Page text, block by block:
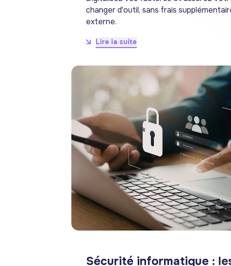
changer d'outil, sans frais
externe.
Lire la suite
Sécurité informatique :